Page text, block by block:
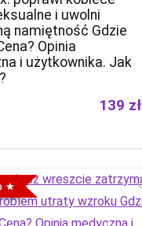
i uwolni
namiętność Gdzie
Opinia
i użytkownika. Jak
139 zł